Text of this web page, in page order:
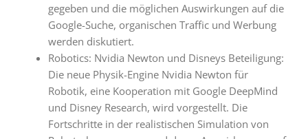
gegeben und die möglichen Auswirkungen auf die
Google-Suche, organischen Traffic und Werbung
werden diskutiert.
Robotics: Nvidia Newton und Disneys Beteiligung:
Die neue Physik-Engine Nvidia Newton für
Robotik, eine Kooperation mit Google DeepMind
und Disney Research, wird vorgestellt. Die
Fortschritte in der realistischen Simulation von